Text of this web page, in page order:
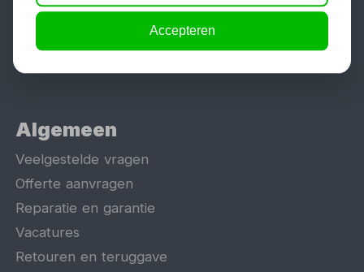
Motorlift
Algemeen
Veelgestelde vragen
Offerte aanvragen
Reparatie en garantie
Vacatures
Retouren en teruggave
Accepteren